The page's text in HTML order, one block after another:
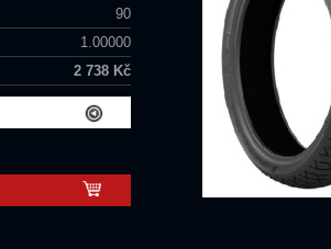
90
1.00000
2 738 Kč